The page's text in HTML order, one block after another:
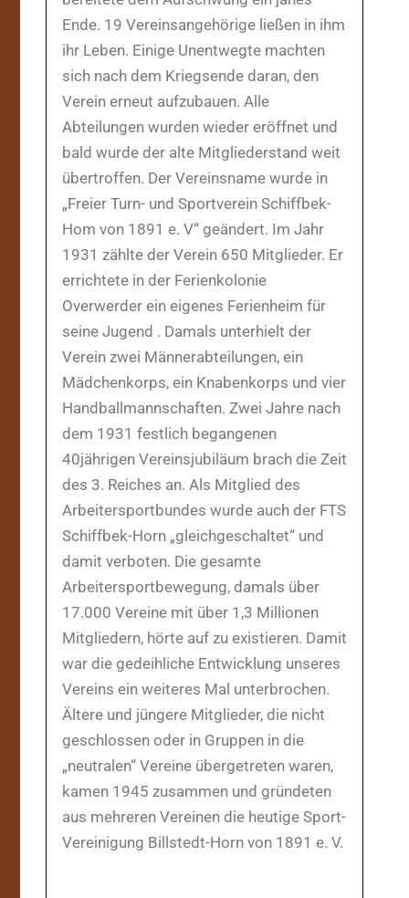
Ende. 19 Vereinsangehörige ließen in ihm
ihr Leben. Einige Unentwegte machten
sich nach dem Kriegsende daran, den
Verein erneut aufzubauen. Alle
Abteilungen wurden wieder eröffnet und
bald wurde der alte Mitgliederstand weit
übertroffen. Der Vereinsname wurde in
„Freier Turn- und Sportverein Schiffbek-
Hom von 1891 e. V“ geändert. Im Jahr
1931 zählte der Verein 650 Mitglieder. Er
errichtete in der Ferienkolonie
Overwerder ein eigenes Ferienheim für
seine Jugend . Damals unterhielt der
Verein zwei Männerabteilungen, ein
Mädchenkorps, ein Knabenkorps und vier
Handballmannschaften. Zwei Jahre nach
dem 1931 festlich begangenen
40jährigen Vereinsjubiläum brach die Zeit
des 3. Reiches an. Als Mitglied des
Arbeitersportbundes wurde auch der FTS
Schiffbek-Horn „gleichgeschaltet“ und
damit verboten. Die gesamte
Arbeitersportbewegung, damals über
17.000 Vereine mit über 1,3 Millionen
Mitgliedern, hörte auf zu existieren. Damit
war die gedeihliche Entwicklung unseres
Vereins ein weiteres Mal unterbrochen.
Ältere und jüngere Mitglieder, die nicht
geschlossen oder in Gruppen in die
„neutralen“ Vereine übergetreten waren,
kamen 1945 zusammen und gründeten
aus mehreren Vereinen die heutige Sport-
Vereinigung Billstedt-Horn von 1891 e. V.